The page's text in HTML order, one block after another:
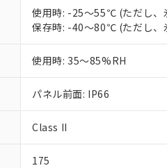
使用時: -25～55℃ (ただし、
保存時: -40～80℃ (ただし、
使用時: 35～85%RH
パネル前面: IP66
Class II
175